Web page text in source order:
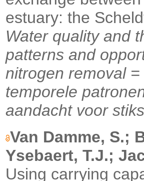
estuary: the
Water quality and
patterns and
nitrogen removal
temporele
aandacht voor
Van Damme, S.;
Ysebaert, T.J.;
Using carrying